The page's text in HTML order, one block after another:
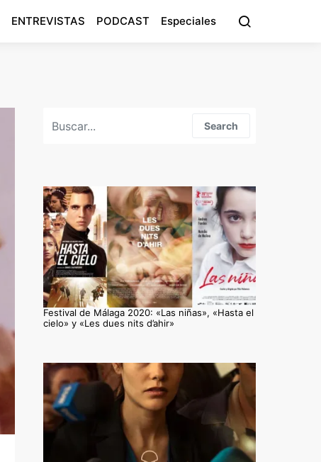
ENTREVISTAS PODCAST Especiales
Search
Festival de Málaga 2020: «Las niñas», «Hasta el
cielo» y «Les dues nits d’ahir»